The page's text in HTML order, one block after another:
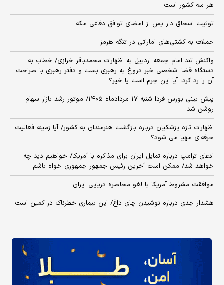
هر سه کشور است
توئیت اسحاق دار پس از امضای توافق دفاعی مکه
حملات به کشتی‌های اماراتی در تنگه هرمز
واکنش تند امام جمعه اردبیل به اظهارات محمدباقر خرازی/ خطاب به
دستگاه قضا: شخصی خبر دروغ به رهبری بست و دفتر رهبری با صراحت
آن را رد کرد، آیا این جرم است یا خیر؟
پیش بینی بورس فردا شنبه ۱۷ مردادماه ۱۴۰۵/ موتور رشد بازار سهام
روشن شد
اظهارات تازه پزشکیان درباره بازگشت هنرمندان به کشور/ آیا زمینه فعالیت
حرفه‌ای مهیا می شود؟
ادعای ترامپ درباره تمایل ایران برای مذاکره با آمریکا/ خواهیم دید چه
خواهد شد/ ممکن است آخرین رئیس‌ جمهور جمهوری خواه باشم
موافقت مشروط آمریکا با لغو محاصره دریایی ایران
هشدار جدی درباره نوشیدن چای داغ/ این بیماری خطرناک در کمین است